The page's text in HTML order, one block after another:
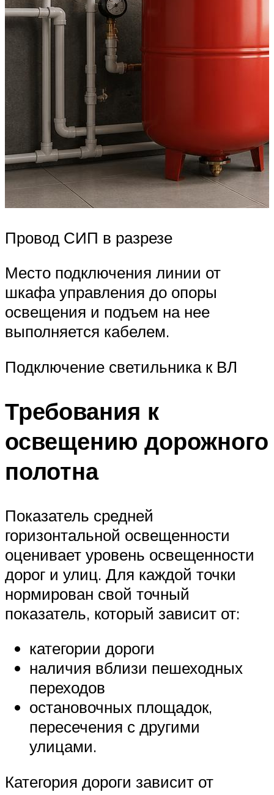
Провод СИП в разрезе
Место подключения линии от
шкафа управления до опоры
освещения и подъем на нее
выполняется кабелем.
Подключение светильника к ВЛ
Требования к
освещению дорожного
полотна
Показатель средней
горизонтальной освещенности
оценивает уровень освещенности
дорог и улиц. Для каждой точки
нормирован свой точный
показатель, который зависит от:
категории дороги
наличия вблизи пешеходных
переходов
остановочных площадок,
пересечения с другими
улицами.
Категория дороги зависит от